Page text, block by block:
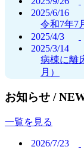
2025/6/16
令和7年7
2025/4/3
2025/3/14
病棟に離
月）
お知らせ /
一覧を見る
2026/7/23